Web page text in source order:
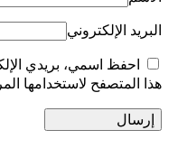
البريد الإلكتروني
احفظ اسمي، بريدي
هذا المتصفح لاستخدامها